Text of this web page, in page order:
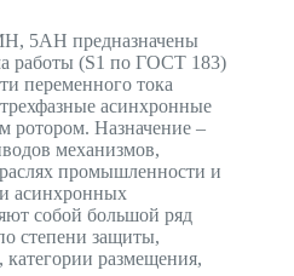
5АН предназначены
работы (S1 по ГОСТ 183)
переменного тока
асинхронные
ротором. Назначение –
механизмов,
промышленности и
асинхронных
собой большой ряд
степени защиты,
размещения,